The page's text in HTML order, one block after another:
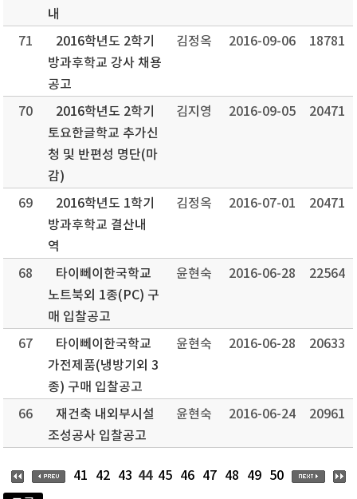
내
71
2016학년도 2학기
방과후학교 강사 채용
공고
김정옥 2016-09-06 18781
70
2016학년도 2학기
토요한글학교 추가신
청 및 반편성 명단(마
감)
김지영 2016-09-05 20471
69
2016학년도 1학기
방과후학교 결산내
역
김정옥 2016-07-01 20471
68
타이뻬이한국학교
노트북외 1종(PC) 구
매 입찰공고
윤현숙 2016-06-28 22564
67
타이뻬이한국학교
가전제품(냉방기외 3
종) 구매 입찰공고
윤현숙 2016-06-28 20633
66
재건축 내외부시설
조성공사 입찰공고
윤현숙 2016-06-24 20961
41 42 43 44 45 46 47 48 49
50